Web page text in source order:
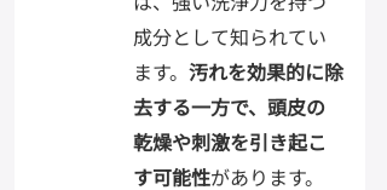
成分として知られてい
ます。 汚れを効果的に除
去する一方で、頭皮の
乾燥や刺激を引き起こ
す可能性があります。